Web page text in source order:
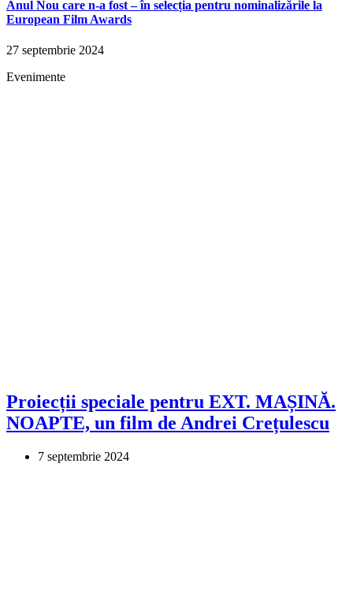
Anul Nou care n-a fost – în selecția pentru nominalizările la
European Film Awards
27 septembrie 2024
Evenimente
Proiecții speciale pentru EXT. MAȘINĂ.
NOAPTE, un film de Andrei Crețulescu
7 septembrie 2024